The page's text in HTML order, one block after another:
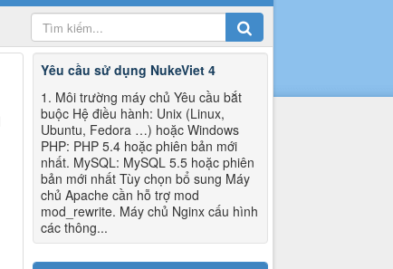
Yêu cầu sử dụng NukeViet 4
1. Môi trường máy chủ Yêu cầu bắt
buộc Hệ điều hành: Unix (Linux,
Ubuntu, Fedora …) hoặc Windows
PHP: PHP 5.4 hoặc phiên bản mới
nhất. MySQL: MySQL 5.5 hoặc phiên
bản mới nhất Tùy chọn bổ sung Máy
chủ Apache cần hỗ trợ mod
mod_rewrite. Máy chủ Nginx cấu hình
các thông...